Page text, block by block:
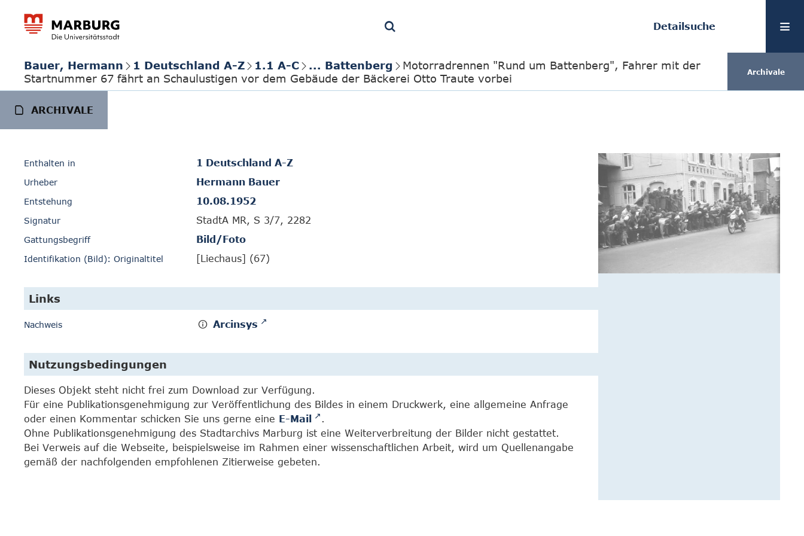
Detailsuche
Bauer, Hermann 1 Deutschland A-Z 1.1 A-C ... Battenberg
Motorradrennen "Rund um Battenberg", Fahrer mit der
Startnummer 67 fährt an Schaulustigen vor dem Gebäude der Bäckerei Otto Traute vorbei
Archivale
ARCHIVALE
Enthalten in 1 Deutschland A-Z
Urheber Hermann Bauer
Entstehung 10.08.1952
Signatur StadtA MR, S 3/7, 2282
Gattungsbegriff Bild/Foto
Identifikation (Bild): Originaltitel [Liechaus] (67)
Links
Nachweis Arcinsys
Nutzungsbedingungen
Dieses Objekt steht nicht frei zum Download zur Verfügung.
Für eine Publikationsgenehmigung zur Veröffentlichung des Bildes in einem Druckwerk, eine allgemeine Anfrage
oder einen Kommentar schicken Sie uns gerne eine E-Mail
.
Ohne Publikationsgenehmigung des Stadtarchivs Marburg ist eine Weiterverbreitung der Bilder nicht gestattet.
Bei Verweis auf die Webseite, beispielsweise im Rahmen einer wissenschaftlichen Arbeit, wird um Quellenangabe
gemäß der nachfolgenden empfohlenen Zitierweise gebeten.